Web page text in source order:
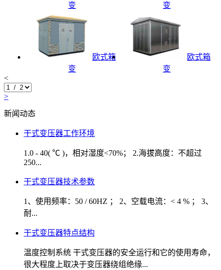
变
变
欧式箱
变
欧式箱
变
<
>
新闻动态
干式变压器工作环境
1.0 - 40( ℃ )，相对湿度<70%； 2.海拔高度：不超过
250...
干式变压器技术参数
1、使用频率：50 / 60HZ ； 2、空载电流：< 4 % ； 3、
耐...
干式变压器特点结构
温度控制系统 干式变压器的安全运行和它的使用寿命，
很大程度上取决于变压器绕组绝缘...